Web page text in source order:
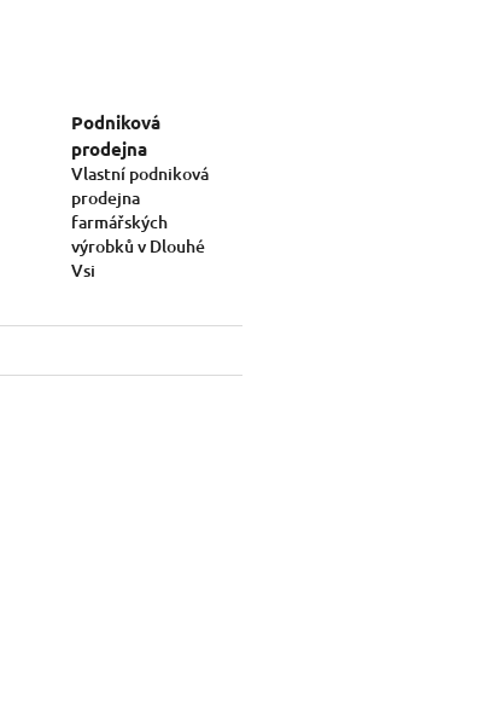
Podniková
prodejna
Vlastní podniková
prodejna
farmářských
výrobků v Dlouhé
Vsi